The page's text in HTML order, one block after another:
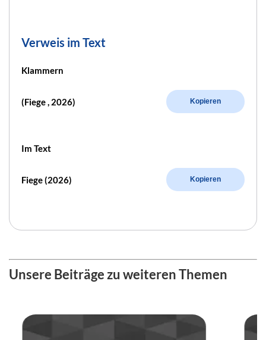
Verweis im Text
Klammern
(Fiege , 2026) Kopieren
Im Text
Fiege (2026) Kopieren
Unsere Beiträge zu weiteren Themen